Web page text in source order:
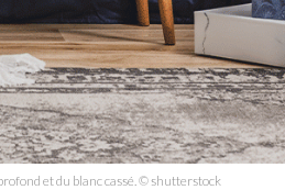
et du blanc cassé. © shutterstock